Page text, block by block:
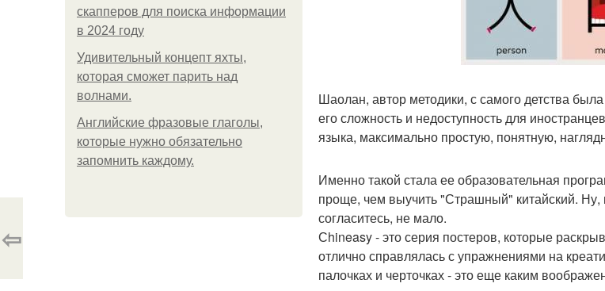
скапперов для поиска информации
в 2024 году
Удивительный концепт яхты,
которая сможет парить над
волнами.
Английские фразовые глаголы,
которые нужно обязательно
запомнить каждому.
Шаолан, автор методики, с самого детства
его сложность и недоступность для
языка, максимально простую, понятную,
Именно такой стала ее образовательная
проще, чем выучить "Страшный" китайский. Ну,
согласитесь, не мало.
Сhineasy - это серия постеров, которые
отлично справлялась с упражнениями на
палочках и черточках - это еще каким
⇦